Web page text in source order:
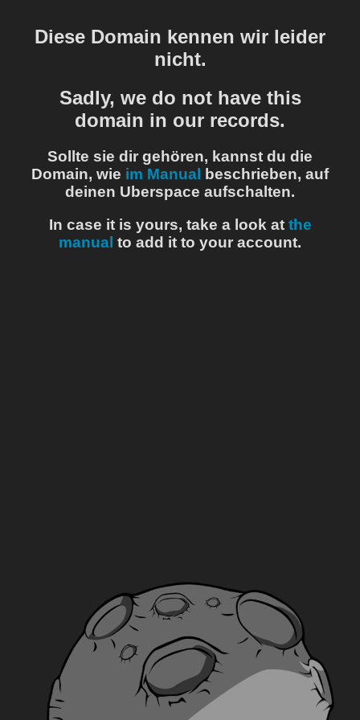
Diese Domain kennen wir leider
nicht.
Sadly, we do not have this
domain in our records.
Sollte sie dir gehören, kannst du die
Domain, wie im Manual beschrieben, auf
deinen Uberspace aufschalten.
In case it is yours, take a look at the
manual to add it to your account.